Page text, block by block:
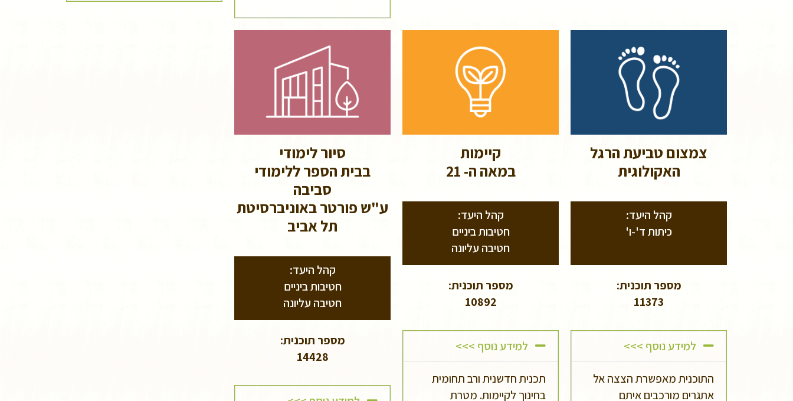
צמצום טביעת הרגל
האקולוגית
קהל היעד:
כיתות ד'-ו'
מספר תוכנית:
11373
למידע נוסף >>>
התוכנית מאפשרת הצצה אל
אתגרים מורכבים איתם
קיימות
במאה ה- 21
קהל היעד:
חטיבות ביניים
חטיבה עליונה
מספר תוכנית:
10892
למידע נוסף >>>
תכנית חדשנית ורב תחומית
בחינוך לקיימות. מטרת
סיור לימודי
בבית הספר ללימודי
סביבה
ע"ש פורטר באוניברסיטת
תל אביב
קהל היעד:
חטיבות ביניים
חטיבה עליונה
מספר תוכנית:
14428